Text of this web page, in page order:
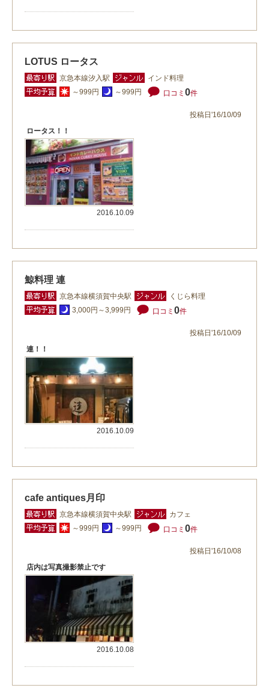
LOTUS ロータス
京急本線汐入駅
インド料理
～999円
～999円 口コミ 0件
投稿日'16/10/09
ロータス！！
2016.10.09
鯨料理 連
京急本線横須賀中央駅
くじら料理
3,000円～3,999円
口コミ 0件
投稿日'16/10/09
連！！
2016.10.09
cafe antiques月印
京急本線横須賀中央駅
カフェ
～999円
～999円 口コミ 0件
投稿日'16/10/08
店内は写真撮影禁止です
2016.10.08